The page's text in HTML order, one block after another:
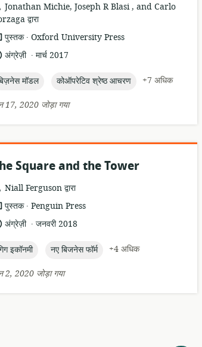
Jonathan Michie, Joseph R Blasi , and Carlo
द्वारा
प्रारूप:
पुस्तक .
प्रकाशक:
Oxford University Press
अंग्रेज़ी .
प्रकाशनमार्च 2017
मॉडल topic:
कोऑपरेटिव श्रेष्ठ आचरण
+7 अधिक
17, 2020 जोड़ा गया
Square and the Tower
Niall Ferguson द्वारा
प्रारूप:
पुस्तक .
प्रकाशक:
Penguin Press
अंग्रेज़ी .
प्रकाशनजनवरी 2018
इकॉनमी topic:
नए बिजनेस फॉर्म
+4 अधिक
2, 2020 जोड़ा गया